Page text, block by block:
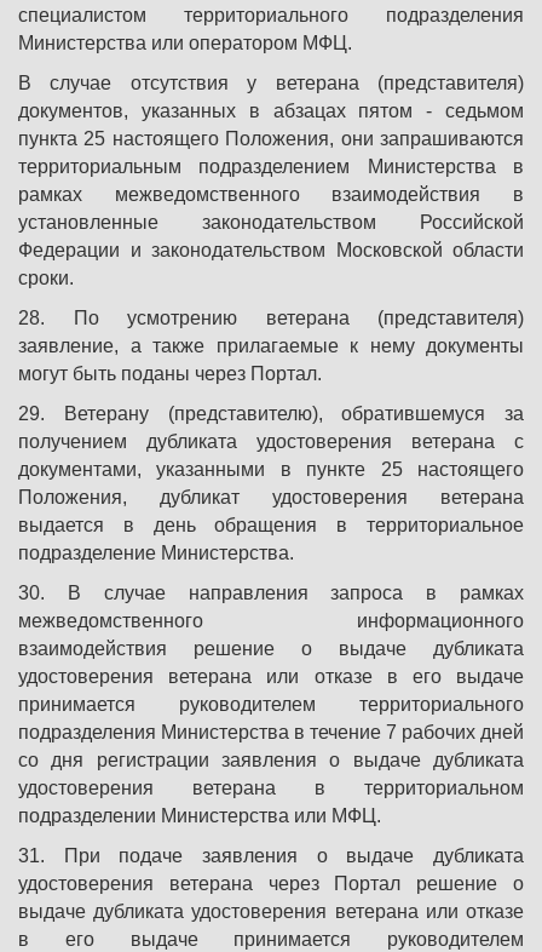
специалистом территориального подразделения
Министерства или оператором МФЦ.
В случае отсутствия у ветерана (представителя)
документов, указанных в абзацах пятом - седьмом
пункта 25 настоящего Положения, они запрашиваются
территориальным подразделением Министерства в
рамках межведомственного взаимодействия в
установленные законодательством Российской
Федерации и законодательством Московской области
сроки.
28. По усмотрению ветерана (представителя)
заявление, а также прилагаемые к нему документы
могут быть поданы через Портал.
29. Ветерану (представителю), обратившемуся за
получением дубликата удостоверения ветерана с
документами, указанными в пункте 25 настоящего
Положения, дубликат удостоверения ветерана
выдается в день обращения в территориальное
подразделение Министерства.
30. В случае направления запроса в рамках
межведомственного информационного
взаимодействия решение о выдаче дубликата
удостоверения ветерана или отказе в его выдаче
принимается руководителем территориального
подразделения Министерства в течение 7 рабочих дней
со дня регистрации заявления о выдаче дубликата
удостоверения ветерана в территориальном
подразделении Министерства или МФЦ.
31. При подаче заявления о выдаче дубликата
удостоверения ветерана через Портал решение о
выдаче дубликата удостоверения ветерана или отказе
в его выдаче принимается руководителем